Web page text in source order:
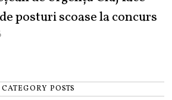
posturi scoase la concurs
CATEGORY POSTS